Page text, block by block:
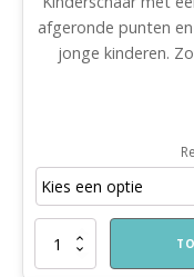
afgeronde punten
jonge kinderen.
Kinderschaar